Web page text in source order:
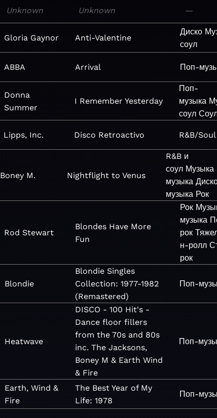
Unknown Unknown —
Gloria Gaynor Anti-Valentine
Диско
соул
ABBA Arrival Поп-
Donna
Summer
I Remember Yesterday
Поп-
музыка
соул
Lipps, Inc. Disco Retroactivo R&B/Soul
Boney M. Nightflight to Venus
R&B и
соул Музыка
музыка
музыка Рок
Rod Stewart
Blondes Have More
Fun
Рок
музыка
рок
н-ролл
рок
Blondie
Blondie Singles
Collection: 1977-1982
(Remastered)
Поп-
Heatwave
DISCO - 100 Hit's -
Dance floor fillers
from the 70s and 80s
inc. The Jacksons,
Boney M & Earth Wind
& Fire
Поп-
Earth, Wind &
Fire
The Best Year of My
Life: 1978
Поп-